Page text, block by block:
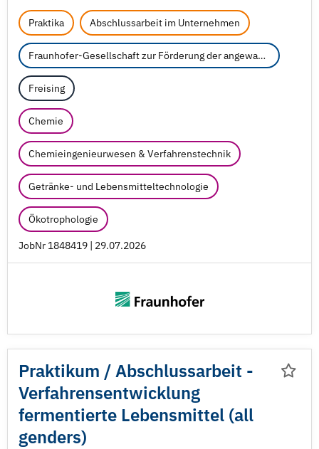
Praktika Abschlussarbeit im Unternehmen
Fraunhofer-Gesellschaft zur Förderung der angewandten Forschung e.V.
Freising
Chemie
Chemieingenieurwesen & Verfahrenstechnik
Getränke- und Lebensmitteltechnologie
Ökotrophologie
JobNr 1848419 | 29.07.2026
Praktikum /Abschlussarbeit -
Verfahrensentwicklung
fermentierte Lebensmittel (all
genders)